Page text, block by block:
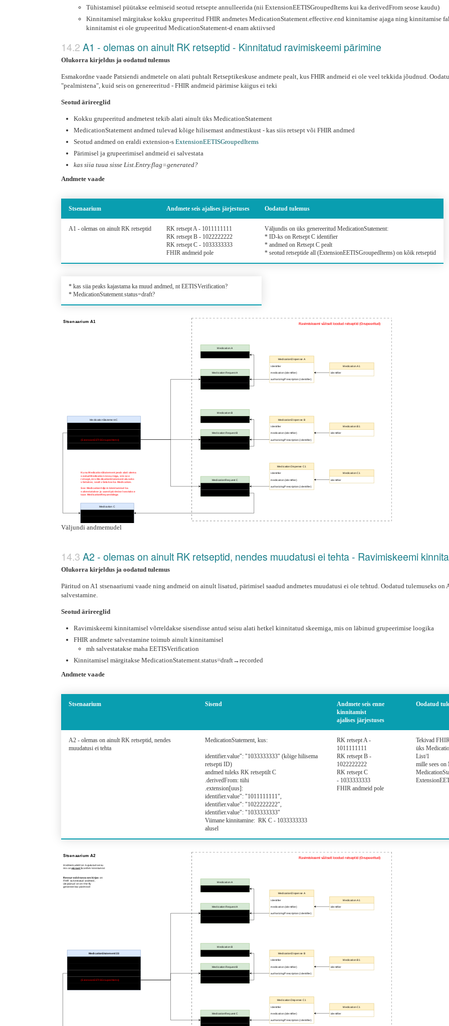
Tühistamisel püütakse eelmiseid seotud retsepte annulleerida (nii ExtensionEETISGroupedItems kui ka derivedFrom seose kaudu)
Kinnitamisel märgitakse kokku grupeeritud FHIR andmetes MedicationStatement.effective.end kinnitamise ajaga ning kinnitamise
kinnitamist ei ole grupeeritud MedicationStatement-d enam aktiivsed
A1 - olemas on ainult RK retseptid - Kinnitatud ravimiskeemi pärimine
Olukorra kirjeldus ja oodatud tulemus
Esmakordne vaade Patsiendi andmetele on alati puhtalt Retseptikeskuse andmete pealt, kus FHIR andmeid ei ole veel tekkida jõudnud.
"pealmistena", kuid seis on genereeritud - FHIR andmeid pärimise käigus ei teki
Seotud ärireeglid
Kokku grupeeritud andmetest tekib alati ainult üks MedicationStatement
MedicationStatement andmed tulevad kõige hilisemast andmestikust - kas siis retsept või FHIR andmed
Seotud andmed on eraldi extension-s ExtensionEETISGroupedItems
Pärimisel ja grupeerimisel andmeid ei salvestata
kas siia tuua sisse List.Entry.flag=generated?
Andmete vaade
Stsenaarium Andmete seis ajalises järjestuses Oodatud tulemus
A1 - olemas on ainult RK retseptid
RK retsept A - 1011111111
RK retsept B - 1022222222
RK retsept C - 1033333333
FHIR andmeid pole
Väljundis on üks genereeritud MedicationStatement:
* ID-ks on Retsept C identifier
* andmed on Retsept C pealt
* seotud retseptide all (ExtensionEETISGroupedItems) on kõik retseptid
* kas siia peaks kajastama ka muud andmed, nt EETISVerification?
* MedicationStatement.status=draft?
Väljundi andmemudel
A2 - olemas on ainult RK retseptid, nendes muudatusi ei tehta - Ravimiskeemi
Olukorra kirjeldus ja oodatud tulemus
Päritud on A1 stsenaariumi vaade ning andmeid on ainult lisatud, pärimisel saadud andmetes muudatusi ei ole tehtud. Oodatud tulemuseks on
salvestamine.
Seotud ärireeglid
Ravimiskeemi kinnitamisel võrreldakse sisendisse antud seisu alati hetkel kinnitatud skeemiga, mis on läbinud grupeerimise loogika
FHIR andmete salvestamine toimub ainult kinnitamisel
mh salvestatakse maha EETISVerification
Kinnitamisel märgitakse MedicationStatement.status=draft→recorded
Andmete vaade
Stsenaarium Sisend
Andmete seis enne
kinnitamist
ajalises järjestuses
Oodatud
A2 - olemas on ainult RK retseptid, nendes
muudatusi ei tehta
MedicationStatement, kus:
identifier.value": "1033333333" (kõige hilisema
retsepti ID)
andmed tuleks RK retseptilt C
.derivedFrom: tühi
.extension[uus]:
identifier.value": "1011111111",
identifier.value": "1022222222",
identifier.value": "1033333333"
Viimane kinnitamine: RK C - 1033333333
alusel
RK retsept A -
1011111111
RK retsept B -
1022222222
RK retsept C
- 1033333333
FHIR andmeid pole
Tekivad
üks
List/1
mille sees on